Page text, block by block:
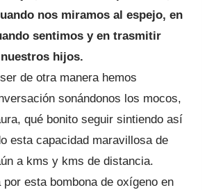
nos miramos al espejo, en
sentimos y en trasmitir
hijos.
de otra manera hemos
sonándonos los mocos,
qué bonito seguir sintiendo así
esta capacidad maravillosa de
a kms y kms de distancia.
esta bombona de oxígeno en